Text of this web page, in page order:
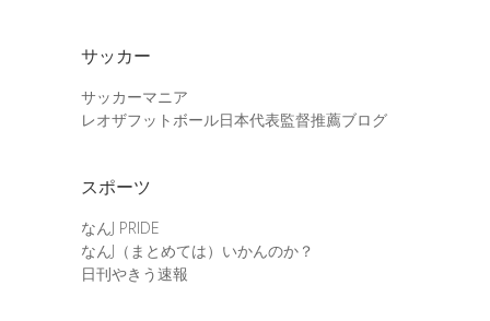
サッカー
サッカーマニア
レオザフットボール日本代表監督推薦ブログ
スポーツ
なんJ PRIDE
なんJ（まとめては）いかんのか？
日刊やきう速報